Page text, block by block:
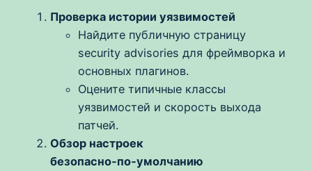
Проверка истории уязвимостей
Найдите публичную страницу
security advisories для фреймворка и
основных плагинов.
Оцените типичные классы
уязвимостей и скорость выхода
патчей.
Обзор настроек
безопасно‑по‑умолчанию